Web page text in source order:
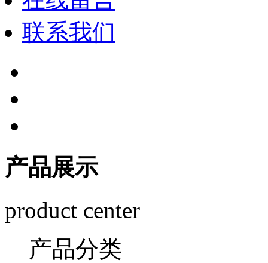
联系我们
产品展示
product center
产品分类